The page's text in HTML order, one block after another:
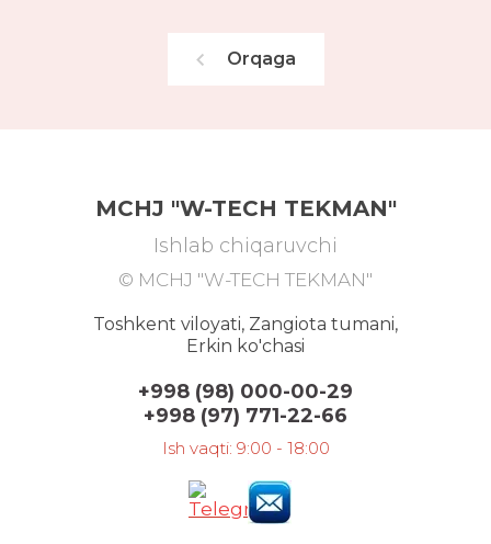
Orqaga
MCHJ "W-TECH TEKMAN"
Ishlab chiqaruvchi
© MCHJ "W-TECH TEKMAN"
Toshkent viloyati, Zangiota tumani,
Erkin ko'chasi
+998 (98) 000-00-29
+998 (97) 771-22-66
Ish vaqti: 9:00 - 18:00